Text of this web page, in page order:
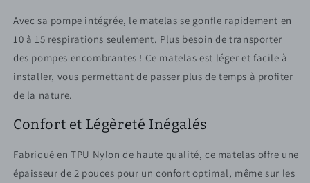
Avec sa pompe intégrée, le matelas se gonfle rapidement en
10 à 15 respirations seulement. Plus besoin de transporter
des pompes encombrantes ! Ce matelas est léger et facile à
installer, vous permettant de passer plus de temps à profiter
de la nature.
Confort et Légèreté Inégalés
Fabriqué en TPU Nylon de haute qualité, ce matelas offre une
épaisseur de 2 pouces pour un confort optimal, même sur les